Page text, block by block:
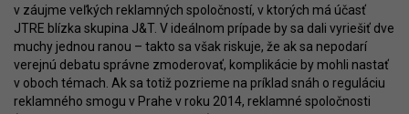
v záujme veľkých reklamných spoločností, v ktorých má účasť
JTRE blízka skupina J&T. V ideálnom prípade by sa dali vyriešiť dve
muchy jednou ranou – takto sa však riskuje, že ak sa nepodarí
verejnú debatu správne zmoderovať, komplikácie by mohli nastať
v oboch témach. Ak sa totiž pozrieme na príklad snáh o reguláciu
reklamného smogu v Prahe v roku 2014, reklamné spoločnosti